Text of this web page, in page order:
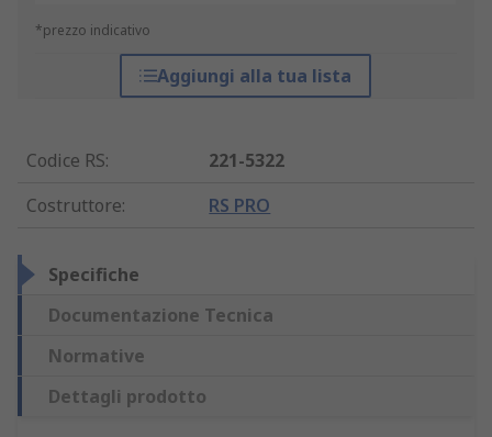
*prezzo indicativo
Aggiungi alla tua lista
Codice RS:
221-5322
Costruttore: RS PRO
Specifiche
Documentazione Tecnica
Normative
Dettagli prodotto